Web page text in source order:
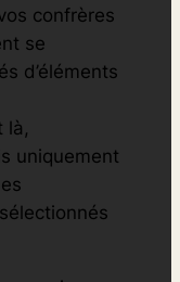
confrères
se
d’éléments
là,
uniquement